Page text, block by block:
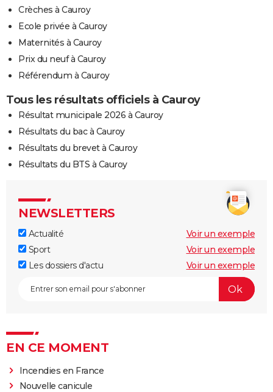
Crèches à Cauroy
Ecole privée à Cauroy
Maternités à Cauroy
Prix du neuf à Cauroy
Référendum à Cauroy
Tous les résultats officiels à Cauroy
Résultat municipale 2026 à Cauroy
Résultats du bac à Cauroy
Résultats du brevet à Cauroy
Résultats du BTS à Cauroy
NEWSLETTERS
Actualité
Voir un exemple
Sport
Voir un exemple
Les dossiers d'actu
Voir un exemple
EN CE MOMENT
Incendies en France
Nouvelle canicule